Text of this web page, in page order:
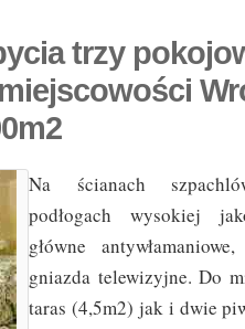
trzy
Na ścianach
podłogach wysokiej
główne
gniazda telewizyjne. Do
taras (4,5m2) jak i dwie